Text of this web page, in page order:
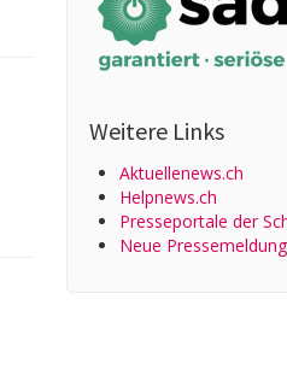
Weitere Links
Aktuellenews.ch
Helpnews.ch
Presseportale der
Neue